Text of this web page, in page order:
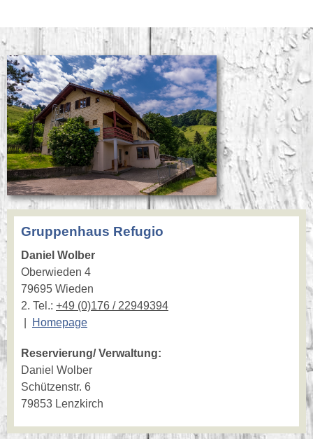
Gruppenhaus Refugio
Daniel Wolber
Oberwieden 4
79695 Wieden
2. Tel.: +49 (0)176 / 22949394
Homepage
Reservierung/ Verwaltung:
Daniel Wolber
Schützenstr. 6
79853 Lenzkirch